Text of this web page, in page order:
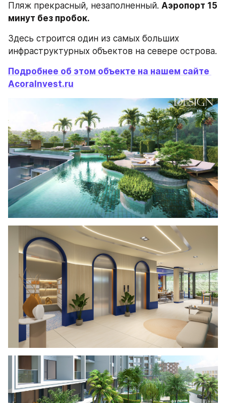
Пляж прекрасный, незаполненный. Аэропорт 15
минут без пробок.
Здесь строится один из самых больших
инфраструктурных объектов на севере острова.
Подробнее об этом объекте на нашем сайте
AcoraInvest.ru